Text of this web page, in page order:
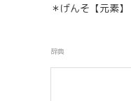
＊げんそ【元素】
辞典